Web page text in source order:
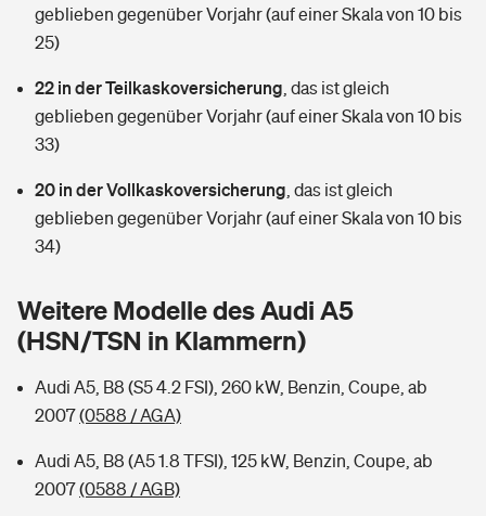
Wer versichert was: Jetzt Versicherer finden
Sie haben Fragen?
Mietkautionsversicherung
Restkreditversicherung
Zur Übersicht
Tools
Wer versichert was: Jetzt Versicherer finden
Sie haben Fragen?
Kinderinvalidität
Hundehalter-Haftpflicht
Handyversicherung
Musikinstrumentenversicherung
Zur Übersicht
Zur Übersicht
Tools
Wer versichert was: Jetzt Versicherer finden
Sie haben Fragen?
Rentenrechner: Wie viel Geld bekomme ich im Alter?
geblieben gegenüber Vorjahr (auf einer Skala von 10 bis
25)
22 in der Teilkaskoversicherung das ist gleich
geblieben gegenüber Vorjahr (auf einer Skala von 10 bis
33)
20 in der Vollkaskoversicherung das ist gleich
geblieben gegenüber Vorjahr (auf einer Skala von 10 bis
34)
Weitere Modelle des Audi A5
(HSN/TSN in Klammern)
Audi A5, B8 (S5 4.2 FSI), 260 kW, Benzin, Coupe, ab
2007(0588 / AGA)
Audi A5, B8 (A5 1.8 TFSI), 125 kW, Benzin, Coupe, ab
2007(0588 / AGB)